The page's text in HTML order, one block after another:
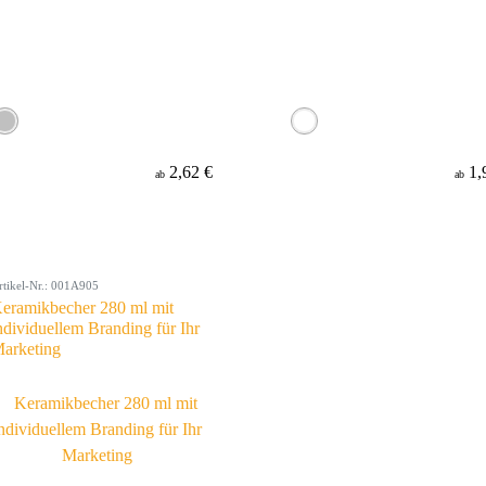
ab 2,62 € ab
Nr.: 001A905
280 ml mit
Branding für Ihr